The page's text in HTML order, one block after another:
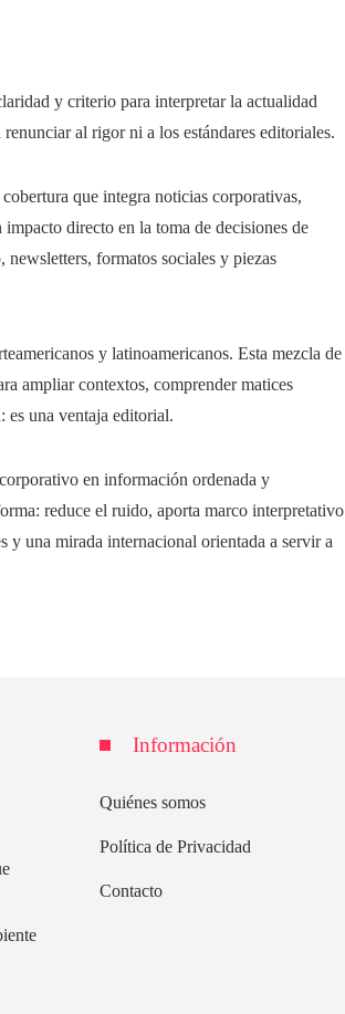
y criterio para interpretar la actualidad
al rigor ni a los estándares editoriales.
que integra noticias corporativas,
directo en la toma de decisiones de
formatos sociales y piezas
y latinoamericanos. Esta mezcla de
ampliar contextos, comprender matices
es una ventaja editorial.
en información ordenada y
reduce el ruido, aporta marco interpretativo
y una mirada internacional orientada a servir a
Información
Quiénes somos
Política de Privacidad
Contacto